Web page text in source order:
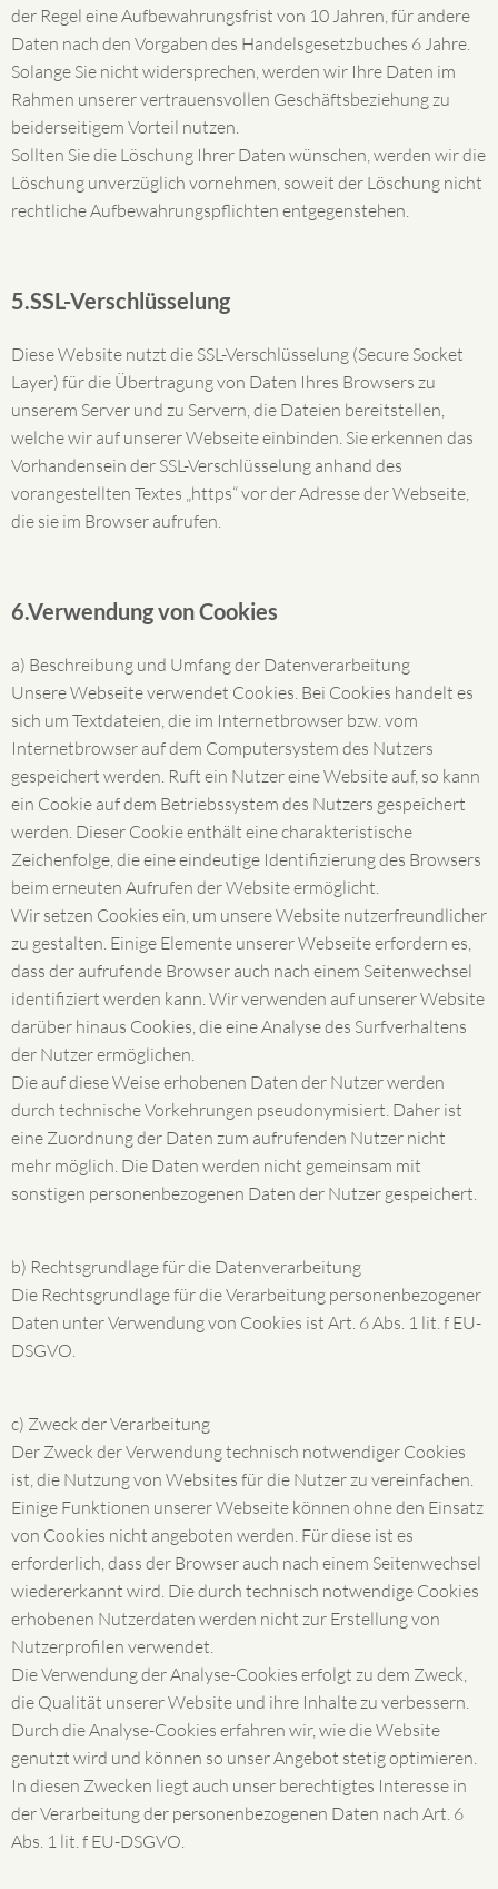
der Regel eine Aufbewahrungsfrist von 10 Jahren, für andere
Daten nach den Vorgaben des Handelsgesetzbuches 6 Jahre.
Solange Sie nicht widersprechen, werden wir Ihre Daten im
Rahmen unserer vertrauensvollen Geschäftsbeziehung zu
beiderseitigem Vorteil nutzen.
Sollten Sie die Löschung Ihrer Daten wünschen, werden wir die
Löschung unverzüglich vornehmen, soweit der Löschung nicht
rechtliche Aufbewahrungspflichten entgegenstehen.
5.SSL-Verschlüsselung
Diese Website nutzt die SSL-Verschlüsselung (Secure Socket
Layer) für die Übertragung von Daten Ihres Browsers zu
unserem Server und zu Servern, die Dateien bereitstellen,
welche wir auf unserer Webseite einbinden. Sie erkennen das
Vorhandensein der SSL-Verschlüsselung anhand des
vorangestellten Textes „https“ vor der Adresse der Webseite,
die sie im Browser aufrufen.
6.Verwendung von Cookies
a) Beschreibung und Umfang der Datenverarbeitung
Unsere Webseite verwendet Cookies. Bei Cookies handelt es
sich um Textdateien, die im Internetbrowser bzw. vom
Internetbrowser auf dem Computersystem des Nutzers
gespeichert werden. Ruft ein Nutzer eine Website auf, so kann
ein Cookie auf dem Betriebssystem des Nutzers gespeichert
werden. Dieser Cookie enthält eine charakteristische
Zeichenfolge, die eine eindeutige Identifizierung des Browsers
beim erneuten Aufrufen der Website ermöglicht.
Wir setzen Cookies ein, um unsere Website nutzerfreundlicher
zu gestalten. Einige Elemente unserer Webseite erfordern es,
dass der aufrufende Browser auch nach einem Seitenwechsel
identifiziert werden kann. Wir verwenden auf unserer Website
darüber hinaus Cookies, die eine Analyse des Surfverhaltens
der Nutzer ermöglichen.
Die auf diese Weise erhobenen Daten der Nutzer werden
durch technische Vorkehrungen pseudonymisiert. Daher ist
eine Zuordnung der Daten zum aufrufenden Nutzer nicht
mehr möglich. Die Daten werden nicht gemeinsam mit
sonstigen personenbezogenen Daten der Nutzer gespeichert.
b) Rechtsgrundlage für die Datenverarbeitung
Die Rechtsgrundlage für die Verarbeitung personenbezogener
Daten unter Verwendung von Cookies ist Art. 6 Abs. 1 lit. f EU-
DSGVO.
c) Zweck der Verarbeitung
Der Zweck der Verwendung technisch notwendiger Cookies
ist, die Nutzung von Websites für die Nutzer zu vereinfachen.
Einige Funktionen unserer Webseite können ohne den Einsatz
von Cookies nicht angeboten werden. Für diese ist es
erforderlich, dass der Browser auch nach einem Seitenwechsel
wiedererkannt wird. Die durch technisch notwendige Cookies
erhobenen Nutzerdaten werden nicht zur Erstellung von
Nutzerprofilen verwendet.
Die Verwendung der Analyse-Cookies erfolgt zu dem Zweck,
die Qualität unserer Website und ihre Inhalte zu verbessern.
Durch die Analyse-Cookies erfahren wir, wie die Website
genutzt wird und können so unser Angebot stetig optimieren.
In diesen Zwecken liegt auch unser berechtigtes Interesse in
der Verarbeitung der personenbezogenen Daten nach Art. 6
Abs. 1 lit. f EU-DSGVO.